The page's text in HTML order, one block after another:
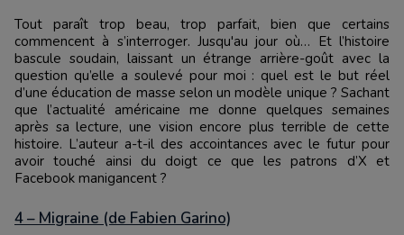
Tout paraît trop beau, trop parfait, bien que certains
commencent à s’interroger. Jusqu'au jour où… Et l’histoire
bascule soudain, laissant un étrange arrière-goût avec la
question qu’elle a soulevé pour moi : quel est le but réel
d’une éducation de masse selon un modèle unique ? Sachant
que l’actualité américaine me donne quelques semaines
après sa lecture, une vision encore plus terrible de cette
histoire. L’auteur a-t-il des accointances avec le futur pour
avoir touché ainsi du doigt ce que les patrons d’X et
Facebook manigancent ?
4 – Migraine (de Fabien Garino)